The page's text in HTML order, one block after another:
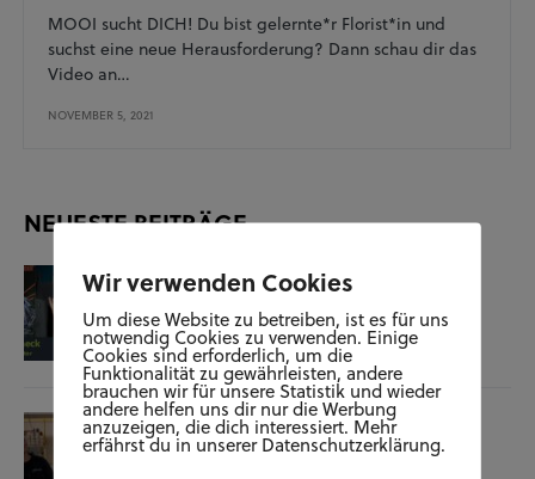
MOOI sucht DICH! Du bist gelernte*r Florist*in und
suchst eine neue Herausforderung? Dann schau dir das
Video an…
NOVEMBER 5, 2021
NEUESTE BEITRÄGE
KUNST UND KULTUR SOZIALES
Film-Check “The Terminator”
04.11.25
SOZIALES WISSENSCHAFT & NATUR
Raumausstatterin – (k)ein Beruf mit
Wir verwenden Cookies
Um diese Website zu betreiben, ist es für uns
notwendig Cookies zu verwenden. Einige
Cookies sind erforderlich, um die
Funktionalität zu gewährleisten, andere
brauchen wir für unsere Statistik und wieder
andere helfen uns dir nur die Werbung
anzuzeigen, die dich interessiert. Mehr
erfährst du in unserer Datenschutzerklärung.